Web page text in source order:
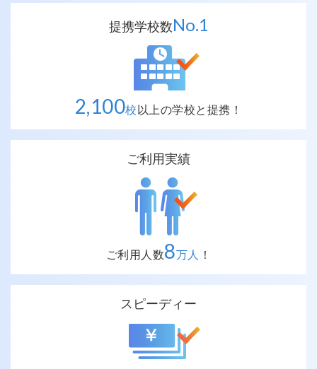
提携学校数No.1
2,100校以上の学校と提携！
ご利用実績
ご利用人数8万人 ！
スピーディー